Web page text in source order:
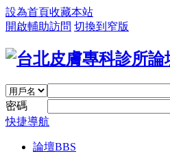
設為首頁收藏本站
開啟輔助訪問 切換到窄版
密碼
快捷導航
論壇BBS